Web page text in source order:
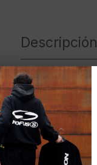
Descripción